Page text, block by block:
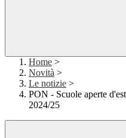
Home >
Novità >
Le notizie >
PON - Scuole aperte
2024/25